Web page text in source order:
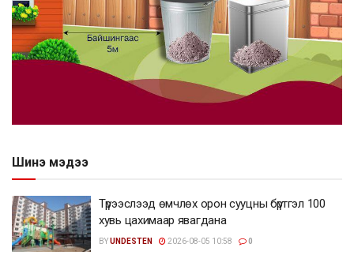
Шинэ мэдээ
Түрээслээд өмчлөх орон сууцны бүртгэл 100
хувь цахимаар явагдана
BYUNDESTEN 2026-08-05 10:58 0